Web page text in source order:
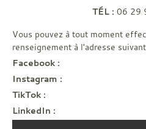
TÉL : 06 29
Vous pouvez à tout moment
renseignement à l'adresse
Facebook :
Instagram :
TikTok :
LinkedIn :